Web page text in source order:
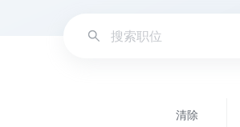
清除